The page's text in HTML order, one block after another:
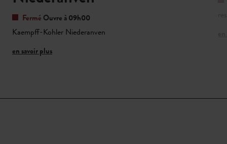
Fermé Ouvre à 09h00
Kaempff-Kohler Niederanven
en savoir plus